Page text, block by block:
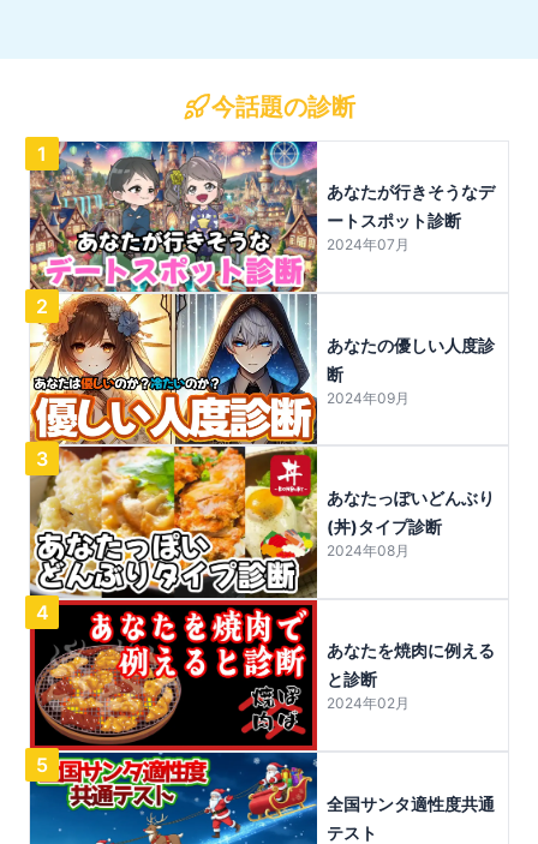
今話題の診断
1
あなたが行きそうなデ
ートスポット診断
2024年07月
2
あなたの優しい人度診
断
2024年09月
3
あなたっぽいどんぶり
(丼)タイプ診断
2024年08月
4
あなたを焼肉に例える
と診断
2024年02月
5
全国サンタ適性度共通
テスト